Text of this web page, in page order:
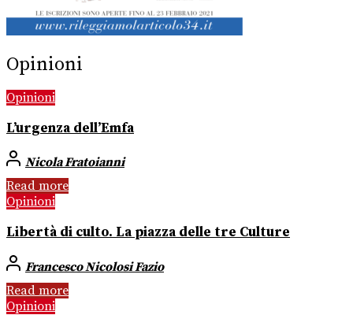
Opinioni
Opinioni
L’urgenza dell’Emfa
Nicola Fratoianni
Read more
Opinioni
Libertà di culto. La piazza delle tre Culture
Francesco Nicolosi Fazio
Read more
Opinioni